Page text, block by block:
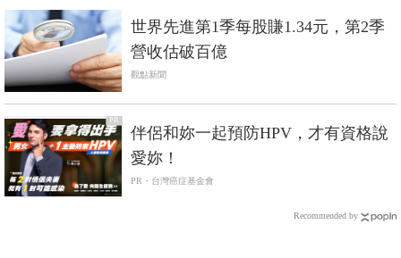
世界先進第1季每股賺1.34元，第2季
營收估破百億
觀點新聞
PR
伴侶和妳一起預防HPV，才有資格說
愛妳！
PR・台灣癌症基金會
Recommended by